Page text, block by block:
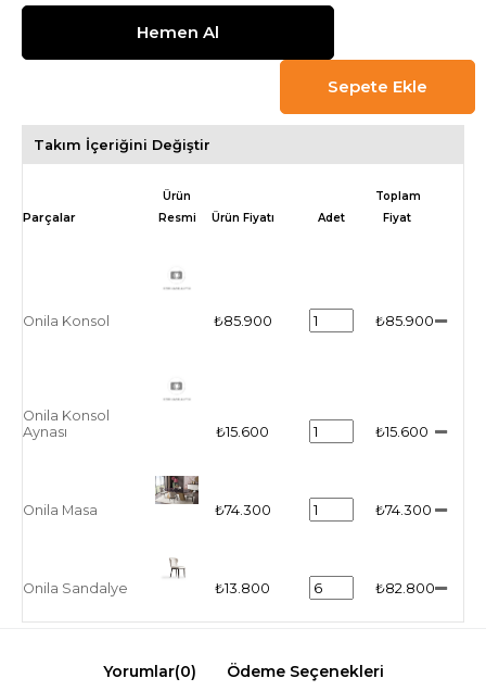
Takım İçeriğini Değiştir
Ürün
Resmi
Ürün Fiyatı Adet
Toplam
Fiyat
Onila Konsol ₺85.900 ₺85.900
Onila Konsol
Aynası
₺15.600 ₺15.600
Onila Masa ₺74.300 ₺74.300
Onila Sandalye ₺13.800 ₺82.800
Yorumlar(0) Ödeme Seçenekleri